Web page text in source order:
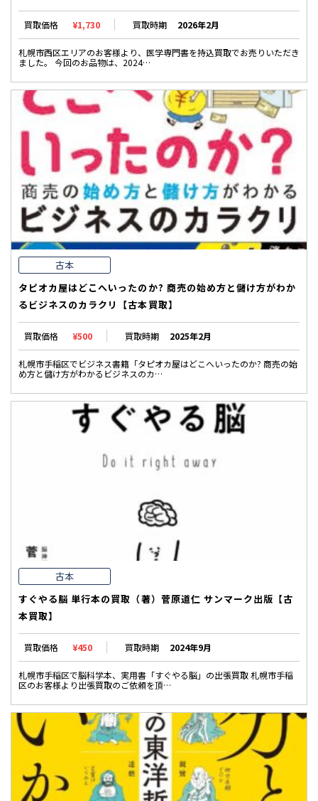
買取価格 ¥1,730 買取時期 2026年2月
札幌市西区エリアのお客様より、医学専門書を持込買取でお売りいただき
ました。 今回のお品物は、2024…
古本
タピオカ屋はどこへいったのか? 商売の始め方と儲け方がわか
るビジネスのカラクリ【古本買取】
買取価格 ¥500 買取時期 2025年2月
札幌市手稲区でビジネス書籍「タピオカ屋はどこへいったのか? 商売の始
め方と儲け方がわかるビジネスのカ…
古本
すぐやる脳 単行本の買取（著）菅原道仁 サンマーク出版【古
本買取】
買取価格 ¥450 買取時期 2024年9月
札幌市手稲区で脳科学本、実用書「すぐやる脳」の出張買取 札幌市手稲
区のお客様より出張買取のご依頼を頂…